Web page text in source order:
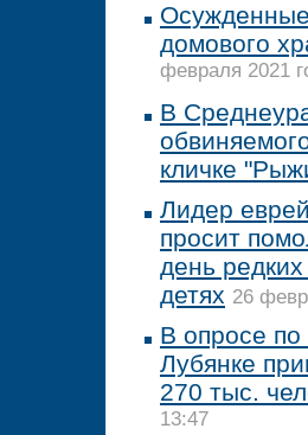
домового
февраля 2021
В
кличке
Лидер
просит
день
детях 26
В опросе
Лубянке
270 тыс.
13:47